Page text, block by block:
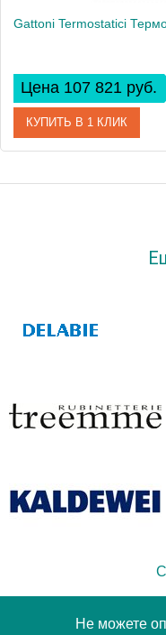
Цена 107 821 руб.
КУПИТЬ В 1 КЛИК
Не можете